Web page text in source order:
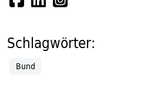
Schlagwörter:
Bund